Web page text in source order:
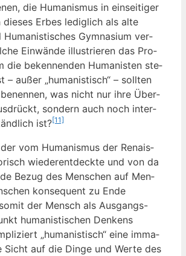
die Huma­nis­mus in ein­sei­ti­ger
Erbes ledig­lich als alte
Huma­nis­ti­sches Gym­na­si­um ver­
Ein­wän­de illus­trie­ren das Pro­
die beken­nen­den Huma­nis­ten ste­
– außer „huma­nis­tisch“ – soll­ten
was nicht nur ihre Über­
son­dern auch noch inter­
ist?[11]
vom Huma­nis­mus der Renais­
wie­der­ent­deck­te und von da
Bezug des Men­schen auf Men­
kon­se­quent zu Ende
der Mensch als Aus­gangs-
huma­nis­ti­schen Den­kens
„huma­nis­tisch“ eine imma­
Sicht auf die Din­ge und Wer­te des